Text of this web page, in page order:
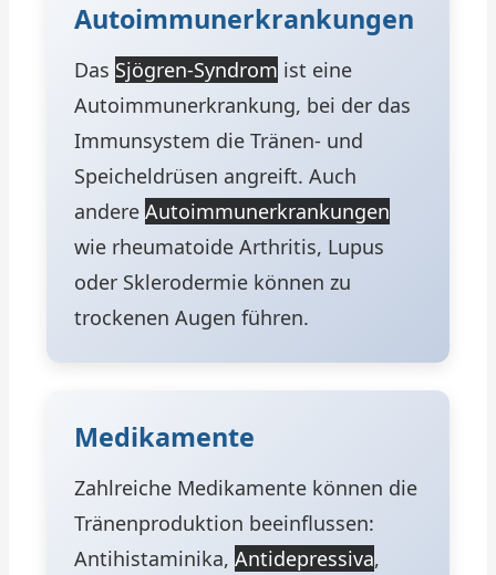
Autoimmunerkrankungen
Das Sjögren-Syndrom ist eine
Autoimmunerkrankung, bei der das
Immunsystem die Tränen- und
Speicheldrüsen angreift. Auch
andere Autoimmunerkrankungen
wie rheumatoide Arthritis, Lupus
oder Sklerodermie können zu
trockenen Augen führen.
Medikamente
Zahlreiche Medikamente können die
Tränenproduktion beeinflussen:
Antihistaminika, Antidepressiva,